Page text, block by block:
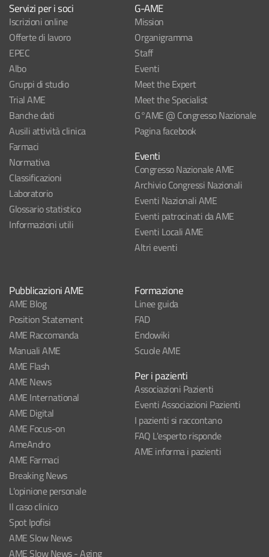
Servizi per i soci
Iscrizioni online
Offerte di lavoro
EPEC
Albo
Gruppi di studio
Trial AME
Banche dati
Ausili attività clinica
Farmaci
Normativa
Classificazioni
Laboratorio
Glossario statistico
Informazioni utili
G-AME
Mission
Organigramma
Staff
Eventi
Meet the Expert
Meet the Specialist
G°AME @ Congresso Nazionale
Pagina facebook
Eventi
Congresso Nazionale AME
Archivio Congressi Nazionali
Eventi Nazionali AME
Eventi patrocinati da AME
Eventi Locali AME
Altri eventi
Pubblicazioni AME
AME Blog
Position Statement
AME Raccomanda
Manuali AME
AME Flash
AME News
AME International
AME Digital
AME Focus-on
AmeAndro
AME Farmaci
Breaking News
L'opinione personale
Il caso clinico
Spot Ipofisi
AME Slow News
AME Slow News - Aging
Formazione
Linee guida
FAD
Endowiki
Scuole AME
Per i pazienti
Associazioni Pazienti
Eventi Associazioni Pazienti
I pazienti si raccontano
FAQ L'esperto risponde
AME informa i pazienti